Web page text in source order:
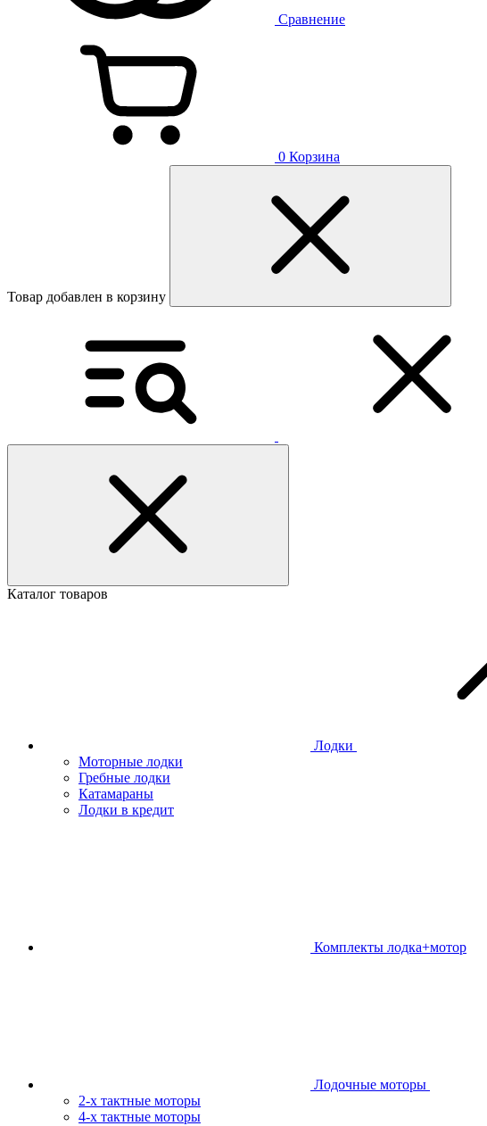
Сравнение
0 Корзина
Товар добавлен в корзину
Каталог товаров
Лодки
Моторные лодки
Гребные лодки
Катамараны
Лодки в кредит
Комплекты лодка+мотор
Лодочные моторы
2-х тактные моторы
4-х тактные моторы